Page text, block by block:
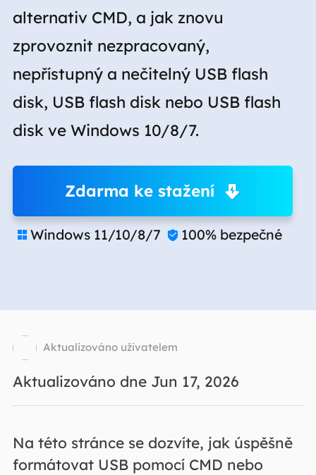
alternativ CMD, a jak znovu
zprovoznit nezpracovaný,
nepřístupný a nečitelný USB flash
disk, USB flash disk nebo USB flash
disk ve Windows 10/8/7.
Zdarma ke stažení
 Windows 11/10/8/7  100% bezpečné
Aktualizováno uživatelem
Aktualizováno dne Jun 17, 2026
Na této stránce se dozvíte, jak úspěšně
formátovat USB pomocí CMD nebo